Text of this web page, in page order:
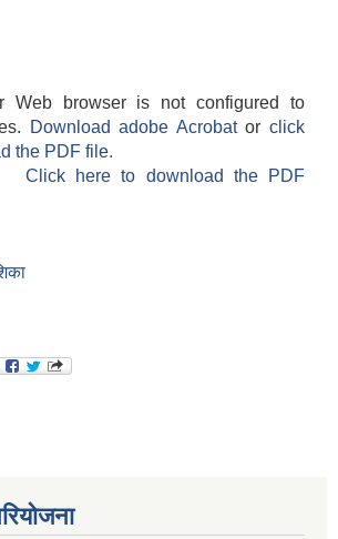
Web browser is not configured to
Download adobe Acrobatorclick
the PDF file.
Click here to download the PDF